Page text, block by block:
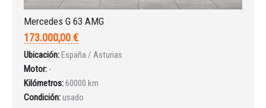
¿Ha olvidado la contraseña?
Mercedes G 63 AMG
173.000,00 €
Ubicación:España / Asturias
Motor: -
Kilómetros:60000 km
Condición:usado